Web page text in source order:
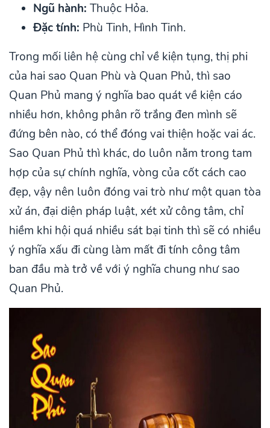
Ngũ hành: Thuộc Hỏa.
Đặc tính: Phù Tinh, Hình Tinh.
Trong mối liên hệ cùng chỉ về kiện tụng, thị phi
của hai sao Quan Phù và Quan Phủ, thì sao
Quan Phủ mang ý nghĩa bao quát về kiện cáo
nhiều hơn, không phân rõ trắng đen mình sẽ
đứng bên nào, có thể đóng vai thiện hoặc vai ác.
Sao Quan Phủ thì khác, do luôn nằm trong tam
hợp của sự chính nghĩa, vòng của cốt cách cao
đẹp, vậy nên luôn đóng vai trò như một quan tòa
xử án, đại diện pháp luật, xét xử công tâm, chỉ
hiềm khi hội quá nhiều sát bại tinh thì sẽ có nhiều
ý nghĩa xấu đi cùng làm mất đi tính công tâm
ban đầu mà trở về với ý nghĩa chung như sao
Quan Phủ.